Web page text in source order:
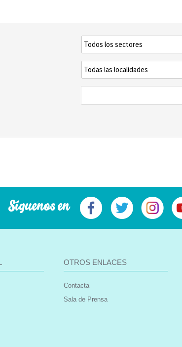
Síguenos en
OTROS ENLACES
Contacta
Sala de Prensa